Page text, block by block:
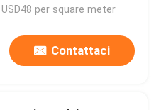
per square meter
Contattaci